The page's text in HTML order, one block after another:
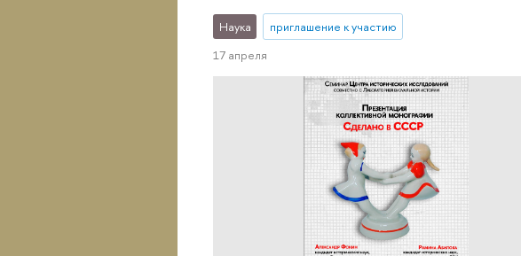
Наука
приглашение к участию
17 апреля